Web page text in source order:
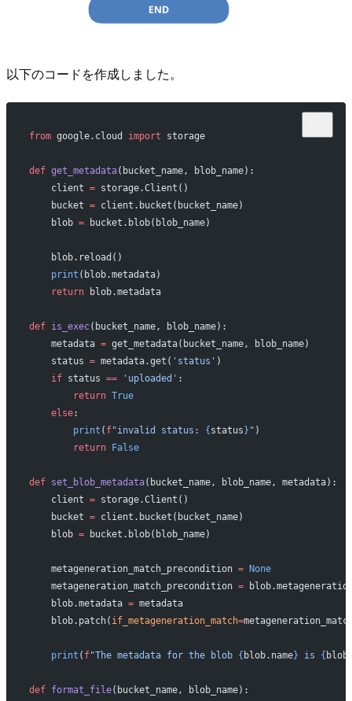
以下のコードを作成しました。
from google.cloud import storage
def get_metadata(bucket_name, blob_name):
    client
= storage.Client()
    bucket
= client.bucket(bucket_name)
    blob
= bucket.blob(blob_name)
    blob.reload()
    print
(blob.metadata)
    return
blob.metadata
def is_exec(bucket_name, blob_name):
    metadata
= get_metadata(bucket_name, blob_name)
    status
= metadata.get( 'status' )
    if
status == 'uploaded' :
        return
True
    else
:
        print
( f"invalid status: { status } " )
        return
False
def set_blob_metadata(bucket_name, blob_name, metadata):
    client
= storage.Client()
    bucket
= client.bucket(bucket_name)
    blob
= bucket.blob(blob_name)
    metageneration_match_precondition
= None
    metageneration_match_precondition
=
    blob.metadata
= metadata
    blob.patch(
if_metageneration_match=
    print
( f"The metadata for the blob { blob.name} is {
def format_file(bucket_name, blob_name):